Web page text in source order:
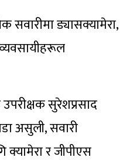
सवारीमा ड्यासक्यामेरा,
उपरीक्षक सुरेशप्रसाद
असुली, सवारी
र जीपीएस